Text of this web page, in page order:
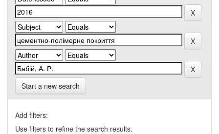
Start a new search
Add filters:
Use filters to refine the search results.